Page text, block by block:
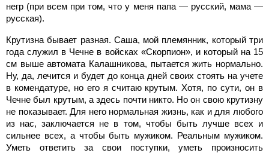
негр (при всем при том, что у меня папа — русский, мама —
русская).
Крутизна бывает разная. Саша, мой племянник, который три
года служил в Чечне в войсках «Скорпион», и который на 15
см выше автомата Калашникова, пытается жить нормально.
Ну, да, лечится и будет до конца дней своих стоять на учете
в комендатуре, но его я считаю крутым. Хотя, по сути, он в
Чечне был крутым, а здесь почти никто. Но он свою крутизну
не показывает. Для него нормальная жизнь, как и для любого
из нас, заключается не в том, чтобы быть лучше всех и
сильнее всех, а чтобы быть мужиком. Реальным мужиком.
Уметь ответить за свои поступки, уметь произносить